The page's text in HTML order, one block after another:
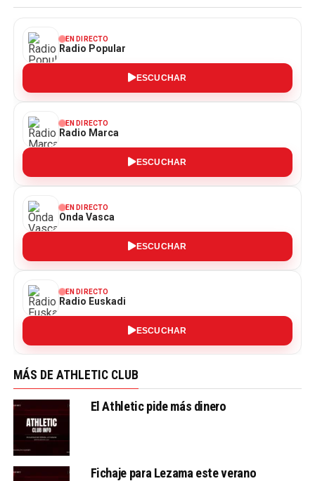
EN DIRECTO
Radio Popular
ESCUCHAR
EN DIRECTO
Radio Marca
ESCUCHAR
EN DIRECTO
Onda Vasca
ESCUCHAR
EN DIRECTO
Radio Euskadi
ESCUCHAR
MÁS DE ATHLETIC CLUB
El Athletic pide más dinero
Fichaje para Lezama este verano